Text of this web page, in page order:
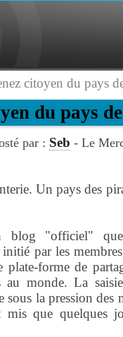
citoyen du pays
du pays
par : Seb - Le
Un pays des
blog "officiel"
par les
forme de
monde. La
sous la pression
mis que quelques